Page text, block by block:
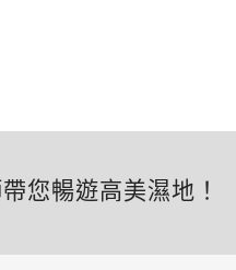
您暢遊高美濕地！